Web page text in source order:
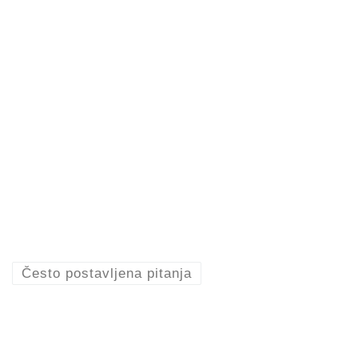
Često postavljena pitanja